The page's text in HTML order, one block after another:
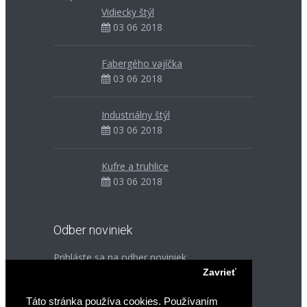
Táto stránka používa cookies. Používaním
Zavrieť
30x15cm. Dodanie 10 dní. ..
Americká ŠPZ Idaho Potato. Rozmer
30x15cm. Dodanie 10 dní. ..
Vidiecky štýl
03 06 2018
Fabergého vajíčka
03 06 2018
Industriálny štýl
03 06 2018
Kufre a truhlice
03 06 2018
Odber noviniek
Prihláste sa na odber noviniek